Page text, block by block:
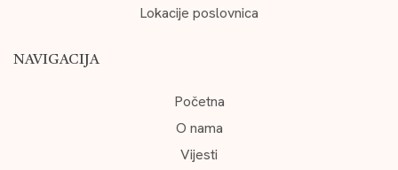
Lokacije poslovnica
NAVIGACIJA
Početna
O nama
Vijesti